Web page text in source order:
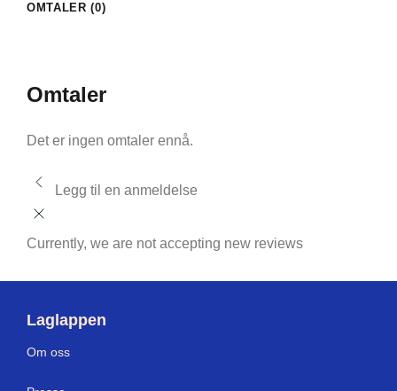
OMTALER (0)
Omtaler
Det er ingen omtaler ennå.
Legg til en anmeldelse
Currently, we are not accepting new reviews
Laglappen
Om oss